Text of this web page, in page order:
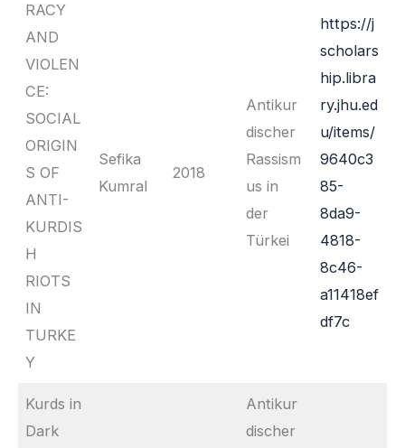
RACY
AND
VIOLEN
CE:
SOCIAL
ORIGIN
S OF
ANTI-
KURDIS
H
RIOTS
IN
TURKE
Y
Sefika
Kumral
2018
Antikur
discher
Rassism
us in
der
Türkei
https://j
scholars
hip.libra
ry.jhu.ed
u/items/
9640c3
85-
8da9-
4818-
8c46-
a11418ef
df7c
Kurds in
Dark
Antikur
discher